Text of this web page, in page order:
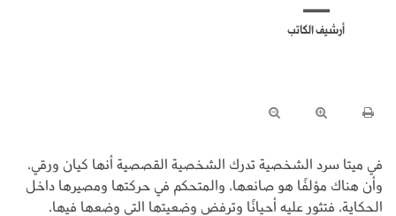
أرشيف الكاتب
في ميتا سرد الشخصية تدرك الشخصية القصصية أنها كيان ورقي،
وأن هناك مؤلفًا هو صانعها، والمتحكم في حركتها ومصيرها داخل
الحكاية، فتثور عليه أحيانًا وترفض وضعيتها التي وضعها فيها،